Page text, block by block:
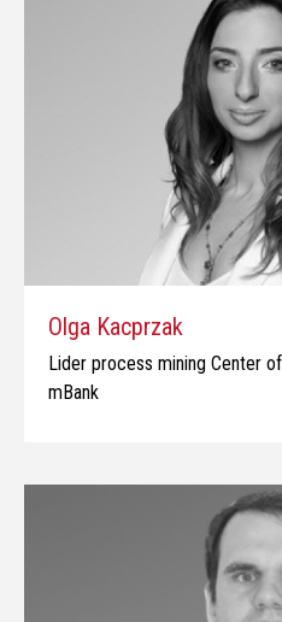
Olga Kacprzak
Lider process mining Center
mBank